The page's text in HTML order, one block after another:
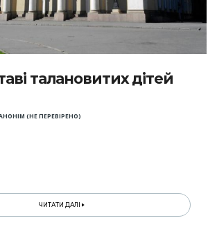
талановитих дітей
(НЕ ПЕРЕВІРЕНО)
ЧИТАТИ ДАЛІ